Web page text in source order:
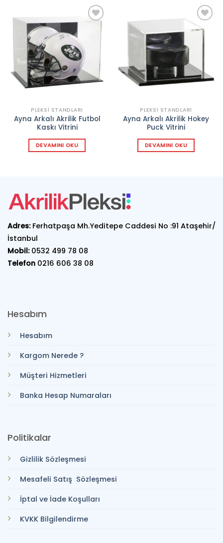
Add to
wishlist
PLEKSI STANDLARI
Ayna Arkalı Akrilik Futbol
Kaskı Vitrini
DEVAMINI OKU
Add to
wishlist
PLEKSI STANDLARI
Ayna Arkalı Akrilik Hokey
Puck Vitrini
DEVAMINI OKU
Adres:Ferhatpaşa Mh.Yeditepe Caddesi No :91 Ataşehir/
İstanbul
Mobil: 0532 499 78 08
Telefon 0216 606 38 08
Hesabım
Hesabım
Kargom Nerede ?
Müşteri Hizmetleri
Banka Hesap Numaraları
Politikalar
Gizlilik Sözleşmesi
Mesafeli Satış Sözleşmesi
İptal ve İade Koşulları
KVKK Bilgilendirme